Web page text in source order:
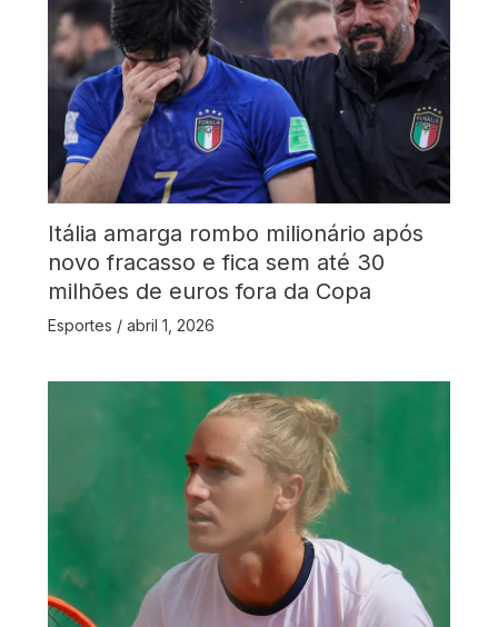
Itália amarga rombo milionário após
novo fracasso e fica sem até 30
milhões de euros fora da Copa
Esportes / abril 1, 2026